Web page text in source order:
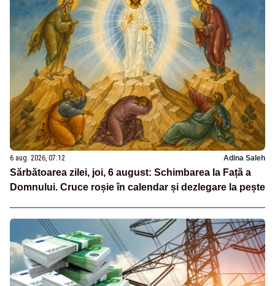
6 aug. 2026, 07:12 Adina Saleh
Sărbătoarea zilei, joi, 6 august: Schimbarea la Față a
Domnului. Cruce roșie în calendar și dezlegare la pește